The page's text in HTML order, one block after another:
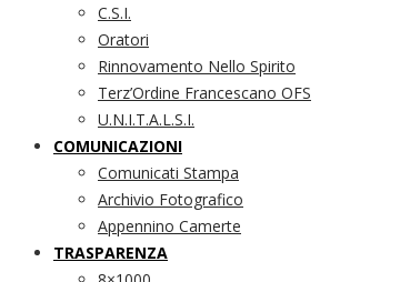
C.S.I.
Oratori
Rinnovamento Nello Spirito
Terz’Ordine Francescano OFS
U.N.I.T.A.L.S.I.
COMUNICAZIONI
Comunicati Stampa
Archivio Fotografico
Appennino Camerte
TRASPARENZA